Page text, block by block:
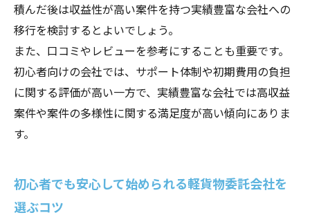
積んだ後は収益性が高い案件を持つ実績豊富な会社への
移行を検討するとよいでしょう。
また、口コミやレビューを参考にすることも重要です。
初心者向けの会社では、サポート体制や初期費用の負担
に関する評価が高い一方で、実績豊富な会社では高収益
案件や案件の多様性に関する満足度が高い傾向にありま
す。
初心者でも安心して始められる軽貨物委託会社を
選ぶコツ